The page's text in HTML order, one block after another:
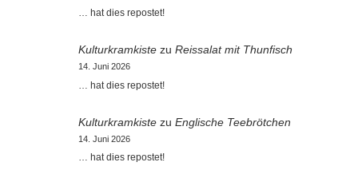
… hat dies repostet!
Kulturkramkiste zu Reissalat mit Thunfisch
14. Juni 2026
… hat dies repostet!
Kulturkramkiste zu Englische Teebrötchen
14. Juni 2026
… hat dies repostet!